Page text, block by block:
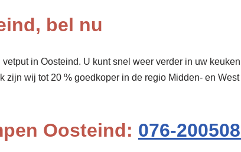
bel nu
in Oosteind. U kunt snel weer verder in uw
zijn wij tot 20 % goedkoper in de regio Midden- en
Oosteind: 076-